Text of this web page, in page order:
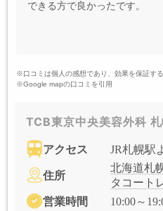
できる方で良かったです。
※口コミは個人の感想であり、効果を保証す
※Google mapの口コミを引用
TCB東京中央美容外科
アクセス JR札幌駅
住所
北海道札
タコート
営業時間
10:00～